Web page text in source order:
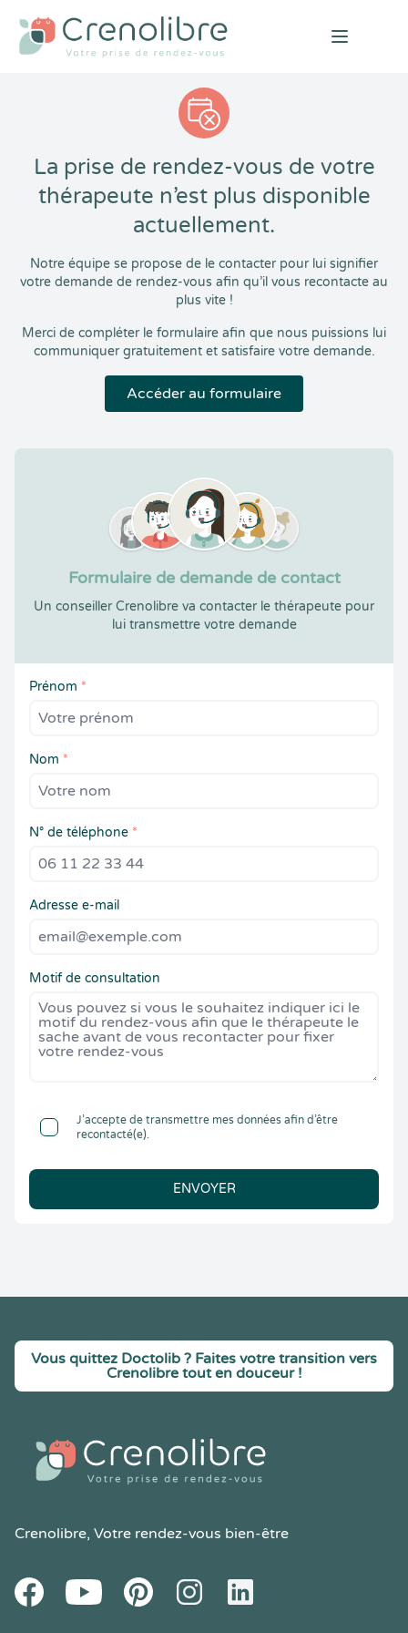
Open
La prise de rendez-vous de votre
thérapeute n’est plus disponible
actuellement.
Notre équipe se propose de le contacter pour lui signifier
votre demande de rendez-vous afin qu’il vous recontacte au
plus vite !
Merci de compléter le formulaire afin que nous puissions lui
communiquer gratuitement et satisfaire votre demande.
Accéder au formulaire
Formulaire de demande de contact
Un conseiller Crenolibre va contacter le thérapeute pour
lui transmettre votre demande
Prénom *
Nom *
N° de téléphone *
Adresse e-mail
Motif de consultation
J’accepte de transmettre mes données afin d’être
recontacté(e).
ENVOYER
Vous quittez Doctolib ? Faites votre transition vers
Crenolibre tout en douceur !
Crenolibre, Votre rendez-vous bien-être
FacebookYoutube PinteresetInstagramLinkedIn